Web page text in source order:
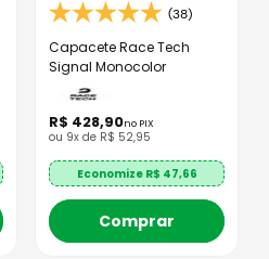
(38)
Capacete Race Tech
Signal Monocolor
R$ 428,90no PIX
ou 9x de R$ 52,95
Economize R$ 47,66
Comprar